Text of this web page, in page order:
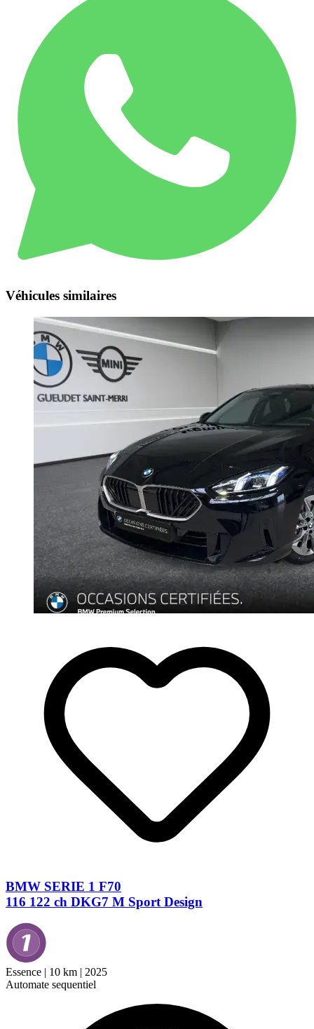
Véhicules similaires
BMW SERIE 1 F70
116 122 ch DKG7 M Sport Design
Essence | 10 km | 2025
Automate sequentiel